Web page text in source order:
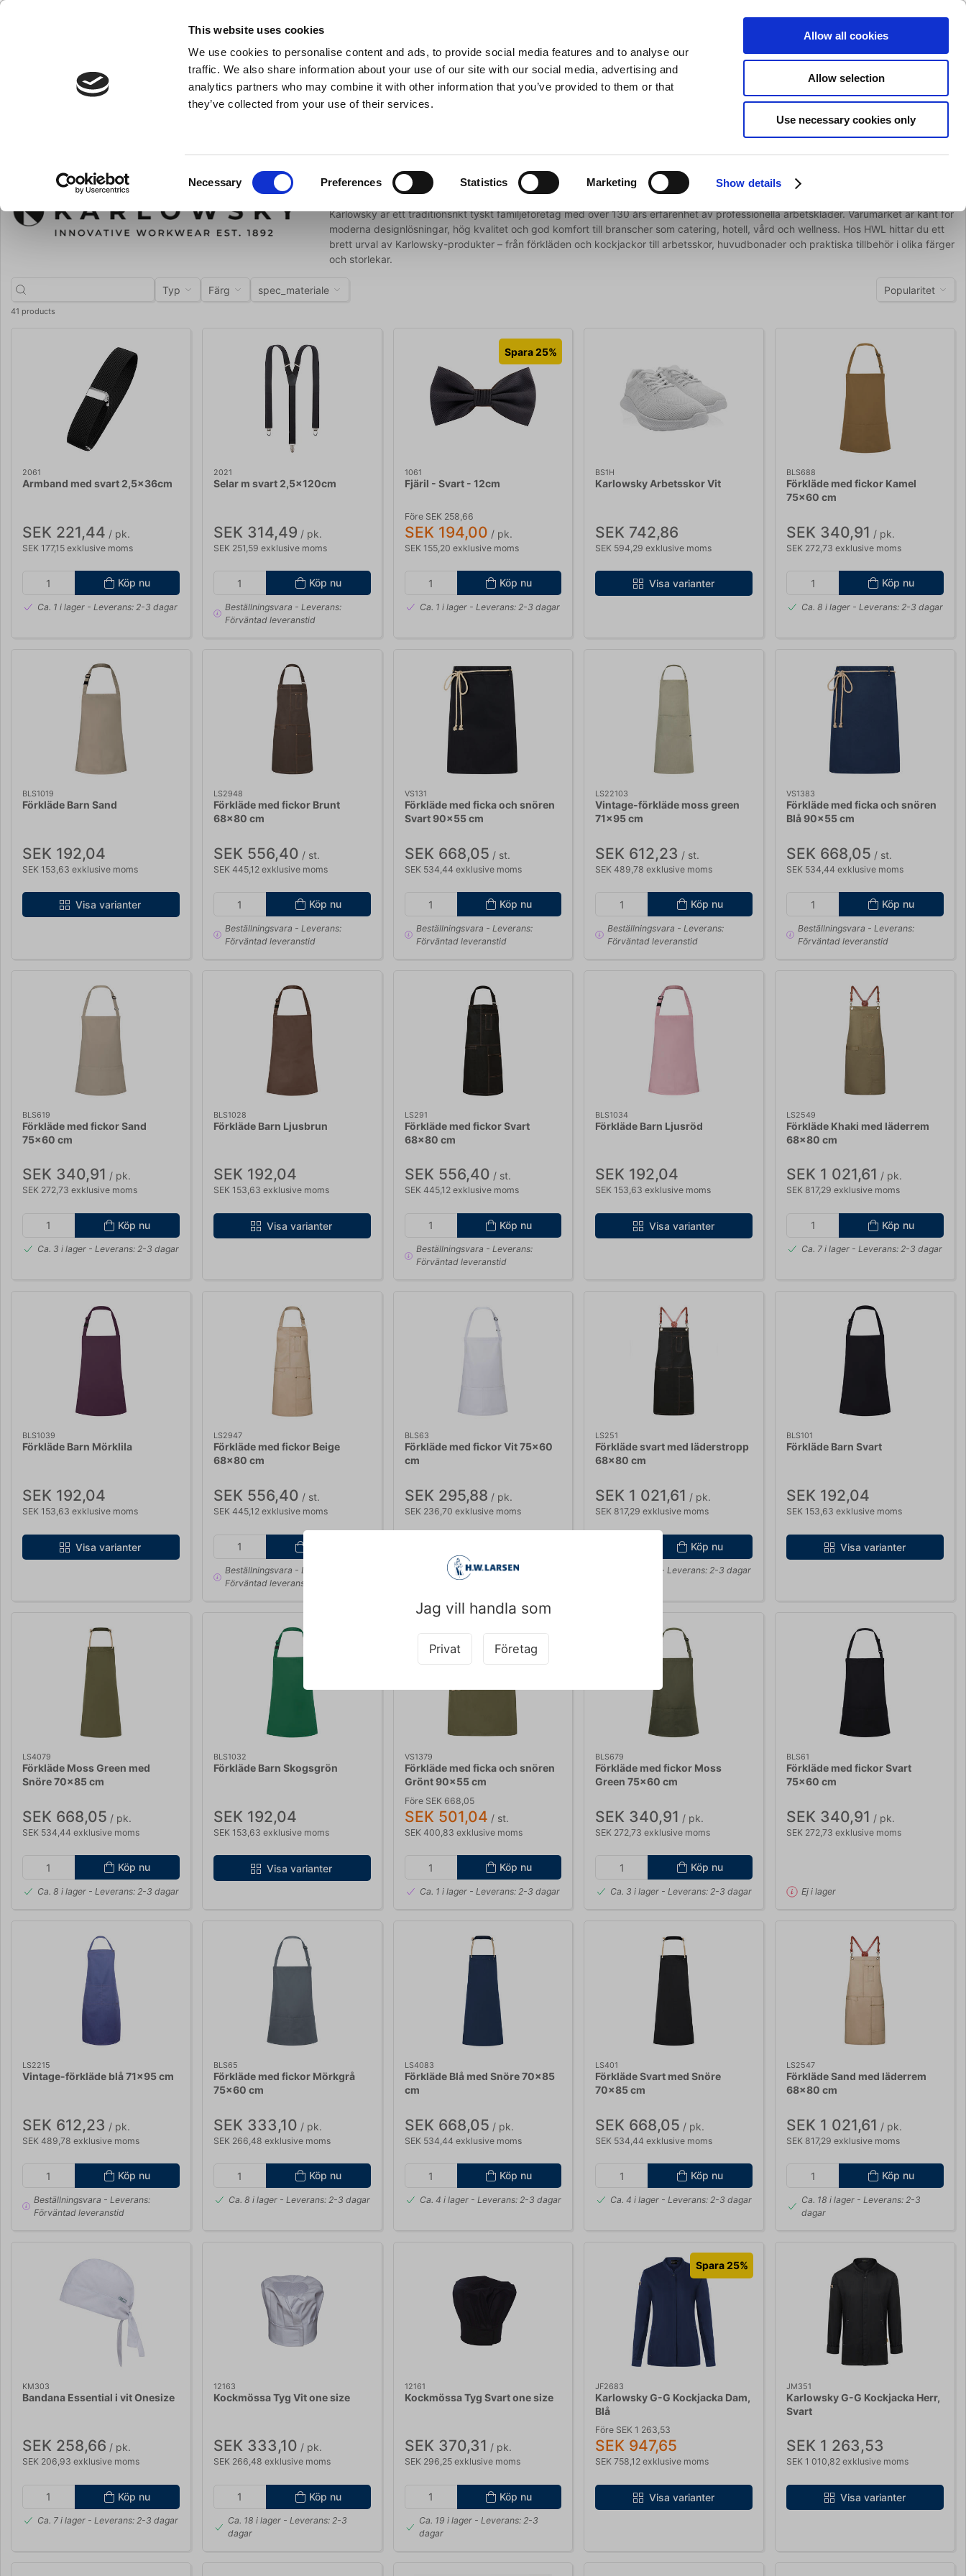
This website uses cookies
We use cookies to personalise content and ads, to provide social media features and to analyse our
traffic. We also share information about your use of our site with our social media, advertising and
analytics partners who may combine it with other information that you’ve provided to them or that
they’ve collected from your use of their services.
Necessary Preferences Statistics Marketing Show details
Allow all cookies
Allow selection
Use necessary cookies only
- Allt vad du behöver till ditt kök Sök Kundvagn (0)
Bakredskap Kok- och stekkärl Grillar Köksmaskiner Restaurangkläder Erbjurdanden Brands
Jag vill handla som
Privat Företag
Karlowsky
Karlowsky är ett traditionsrikt tyskt familjeföretag med över 130 års erfarenhet av professionella arbetskläder. Varumärket är känt för
moderna designlösningar, hög kvalitet och god komfort till branscher som catering, hotell, vård och wellness. Hos HWL hittar du ett
brett urval av Karlowsky-produkter – från förkläden och kockjackor till arbetsskor, huvudbonader och praktiska tillbehör i olika färger
och storlekar.
Typ Färg spec_materiale Popularitet
41 products
2061
Armband med svart 2,5x36cm
SEK 221,44 / pk.
SEK 177,15 exklusive moms
Köp nu
Ca. 1 i lager - Leverans: 2-3 dagar
2021
Selar m svart 2,5x120cm
SEK 314,49 / pk.
SEK 251,59 exklusive moms
Köp nu
Beställningsvara - Leverans:
Förväntad leveranstid
Spara 25%
1061
Fjäril - Svart - 12cm
Före SEK 258,66
SEK 194,00 / pk.
SEK 155,20 exklusive moms
Köp nu
Ca. 1 i lager- Leverans: 2-3 dagar
BS1H
Karlowsky Arbetsskor Vit
SEK 742,86
SEK 594,29 exklusive moms
Visa varianter
BLS688
Förkläde med fickor Kamel
75x60 cm
SEK 340,91 / pk.
SEK 272,73 exklusive moms
Köp nu
Ca. 8 i lager - Leverans: 2-3 dagar
BLS1019
Förkläde Barn Sand
SEK 192,04
SEK 153,63 exklusive moms
Visa varianter
LS2948
Förkläde med fickor Brunt
68x80 cm
SEK 556,40 / st.
SEK 445,12 exklusive moms
Köp nu
Beställningsvara - Leverans:
Förväntad leveranstid
VS131
Förkläde med ficka och snören
Svart 90x55 cm
SEK 668,05 / st.
SEK 534,44 exklusive moms
Köp nu
Beställningsvara - Leverans:
Förväntad leveranstid
LS22103
Vintage-förkläde moss green
71x95 cm
SEK 612,23 / st.
SEK 489,78 exklusive moms
Köp nu
Beställningsvara - Leverans:
Förväntad leveranstid
VS1383
Förkläde med ficka och snören
Blå 90x55 cm
SEK 668,05 / st.
SEK 534,44 exklusive moms
Köp nu
Beställningsvara - Leverans:
Förväntad leveranstid
BLS619
Förkläde med fickor Sand
75x60 cm
SEK 340,91 / pk.
SEK 272,73 exklusive moms
Köp nu
Ca. 3 i lager - Leverans: 2-3 dagar
BLS1028
Förkläde Barn Ljusbrun
SEK 192,04
SEK 153,63 exklusive moms
Visa varianter
LS291
Förkläde med fickor Svart
68x80 cm
SEK 556,40 / st.
SEK 445,12 exklusive moms
Köp nu
Beställningsvara - Leverans:
Förväntad leveranstid
BLS1034
Förkläde Barn Ljusröd
SEK 192,04
SEK 153,63 exklusive moms
Visa varianter
LS2549
Förkläde Khaki med läderrem
68x80 cm
SEK 1 021,61 / pk.
SEK 817,29 exklusive moms
Köp nu
Ca. 7 i lager - Leverans: 2-3 dagar
BLS1039
Förkläde Barn Mörklila
SEK 192,04
SEK 153,63 exklusive moms
Visa varianter
LS2947
Förkläde med fickor Beige
68x80 cm
SEK 556,40 / st.
SEK 445,12 exklusive moms
Beställningsvara - Leverans:
Förväntad leveranstid
BLS63
Förkläde med fickor Vit 75x60
cm
SEK 295,88 / pk.
SEK 236,70 exklusive moms
Ca. 11 i lager- Leverans: 2-3
LS251
Förkläde svart med läderstropp
68x80 cm
SEK 1 021,61 / pk.
SEK 817,29 exklusive moms
Köp nu
- Leverans: 2-3 dagar
BLS101
Förkläde Barn Svart
SEK 192,04
SEK 153,63 exklusive moms
Visa varianter
LS4079
Förkläde Moss Green med
Snöre 70x85 cm
SEK 668,05 / pk.
SEK 534,44 exklusive moms
Köp nu
Ca. 8 i lager - Leverans: 2-3 dagar
BLS1032
Förkläde Barn Skogsgrön
SEK 192,04
SEK 153,63 exklusive moms
Visa varianter
Spara 25%
VS1379
Förkläde med ficka och snören
Grönt 90x55 cm
Före SEK 668,05
SEK 501,04 / st.
SEK 400,83 exklusive moms
Köp nu
Ca. 1 i lager- Leverans: 2-3 dagar
BLS679
Förkläde med fickor Moss
Green 75x60 cm
SEK 340,91 / pk.
SEK 272,73 exklusive moms
Köp nu
Ca. 3 i lager - Leverans: 2-3 dagar
BLS61
Förkläde med fickor Svart
75x60 cm
SEK 340,91 / pk.
SEK 272,73 exklusive moms
Ej i lager
LS2215
Vintage-förkläde blå 71x95 cm
SEK 612,23 / pk.
SEK 489,78 exklusive moms
Köp nu
Beställningsvara - Leverans:
Förväntad leveranstid
BLS65
Förkläde med fickor Mörkgrå
75x60 cm
SEK 333,10 / pk.
SEK 266,48 exklusive moms
Köp nu
Ca. 8 i lager- Leverans: 2-3 dagar
LS4083
Förkläde Blå med Snöre 70x85
cm
SEK 668,05 / pk.
SEK 534,44 exklusive moms
Köp nu
Ca. 4 i lager- Leverans: 2-3 dagar
LS401
Förkläde Svart med Snöre
70x85 cm
SEK 668,05 / pk.
SEK 534,44 exklusive moms
Köp nu
Ca. 4 i lager - Leverans: 2-3 dagar
LS2547
Förkläde Sand med läderrem
68x80 cm
SEK 1 021,61 / pk.
SEK 817,29 exklusive moms
Köp nu
Ca. 18 i lager- Leverans: 2-3
dagar
KM303
Bandana Essential i vit Onesize
SEK 258,66 / pk.
SEK 206,93 exklusive moms
Köp nu
Ca. 7 i lager - Leverans: 2-3 dagar
12163
Kockmössa Tyg Vit one size
SEK 333,10 / pk.
SEK 266,48 exklusive moms
Köp nu
Ca. 18 i lager - Leverans: 2-3
dagar
12161
Kockmössa Tyg Svart one size
SEK 370,31 / pk.
SEK 296,25 exklusive moms
Köp nu
Ca. 19 i lager - Leverans: 2-3
dagar
Spara 25%
JF2683
Karlowsky G-G Kockjacka Dam,
Blå
Före SEK 1 263,53
SEK 947,65
SEK 758,12 exklusive moms
Visa varianter
JM351
Karlowsky G-G Kockjacka Herr,
Svart
SEK 1 263,53
SEK 1 010,82 exklusive moms
Visa varianter